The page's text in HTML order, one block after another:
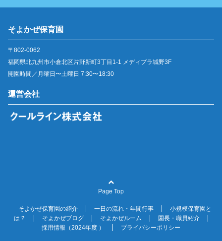
そよかぜ保育園
〒802-0062
福岡県北九州市小倉北区片野新町3丁目1-1 メディプラ城野3F
開園時間／月曜日〜土曜日 7:30〜18:30
運営会社
Page Top
そよかぜ保育園の紹介 一日の流れ・年間行事
小規模保育園と
は？
そよかぜブログ そよかぜルーム
園長・職員紹介
採用情報（2024年度 ）
プライバシーポリシー